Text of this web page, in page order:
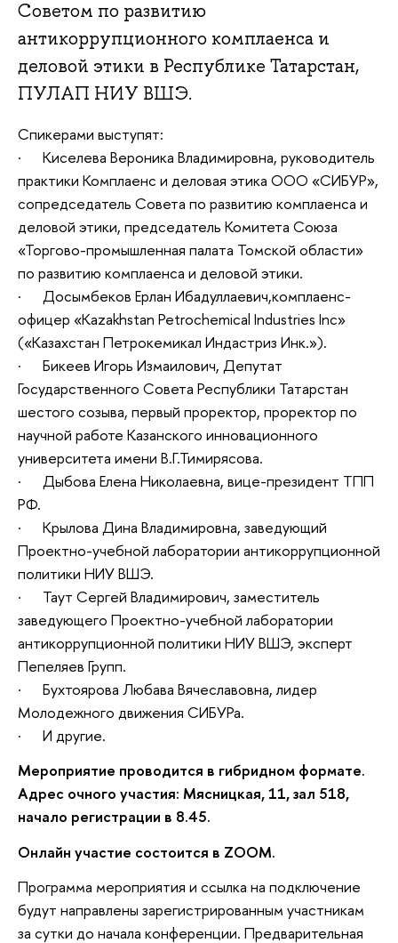
Советом по развитию
антикоррупционного комплаенса и
деловой этики в Республике Татарстан,
ПУЛАП НИУ ВШЭ.
Спикерами выступят:
· Киселева Вероника Владимировна, руководитель
практики Комплаенс и деловая этика ООО «СИБУР»,
сопредседатель Совета по развитию комплаенса и
деловой этики, председатель Комитета Союза
«Торгово-промышленная палата Томской области»
по развитию комплаенса и деловой этики.
· Досымбеков Ерлан Ибадуллаевич,комплаенс-
офицер «Kazakhstan Petrochemical Industries Inc»
(«Казахстан Петрокемикал Индастриз Инк.»).
· Бикеев Игорь Измаилович, Депутат
Государственного Совета Республики Татарстан
шестого созыва, первый проректор, проректор по
научной работе Казанского инновационного
университета имени В.Г.Тимирясова.
· Дыбова Елена Николаевна, вице-президент ТПП
РФ.
· Крылова Дина Владимировна, заведующий
Проектно-учебной лаборатории антикоррупционной
политики НИУ ВШЭ.
· Таут Сергей Владимирович, заместитель
заведующего Проектно-учебной лаборатории
антикоррупционной политики НИУ ВШЭ, эксперт
Пепеляев Групп.
· Бухтоярова Любава Вячеславовна, лидер
Молодежного движения СИБУРа.
· И другие.
Мероприятие проводится в гибридном формате.
Адрес очного участия: Мясницкая, 11, зал 518,
начало регистрации в 8.45.
Онлайн участие состоится в ZOOM.
Программа мероприятия и ссылка на подключение
будут направлены зарегистрированным участникам
за сутки до начала конференции. Предварительная